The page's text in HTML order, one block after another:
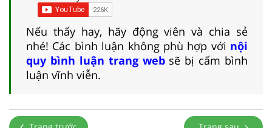
Nếu thấy hay, hãy động viên và chia sẻ
nhé! Các bình luận không phù hợp với nội
quy bình luận trang websẽ bị cấm bình
luận vĩnh viễn.